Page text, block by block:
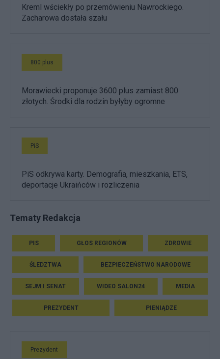
Kreml wściekły po przemówieniu Nawrockiego.
Zacharowa dostała szału
800 plus
Morawiecki proponuje 3600 plus zamiast 800
złotych. Środki dla rodzin byłyby ogromne
PiS
PiS odkrywa karty. Demografia, mieszkania, ETS,
deportacje Ukraińców i rozliczenia
Tematy Redakcja
PIS GŁOS REGIONÓW ZDROWIE
ŚLEDZTWA BEZPIECZEŃSTWO NARODOWE
SEJM I SENAT WIDEO SALON24 MEDIA
PREZYDENT PIENIĄDZE
Prezydent